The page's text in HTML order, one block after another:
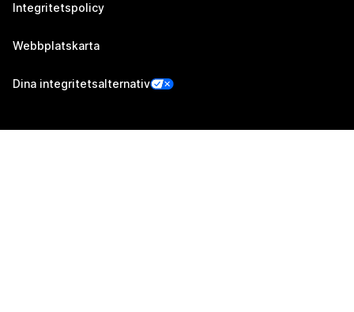
Integritetspolicy
Webbplatskarta
Dina integritetsalternativ